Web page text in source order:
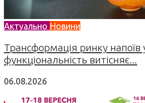
Актуально Новини
Трансформація ринку напоїв
функціональність витісняє...
06.08.2026